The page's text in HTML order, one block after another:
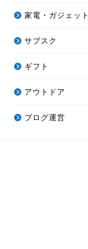
家電・ガジェット
サブスク
ギフト
アウトドア
ブログ運営